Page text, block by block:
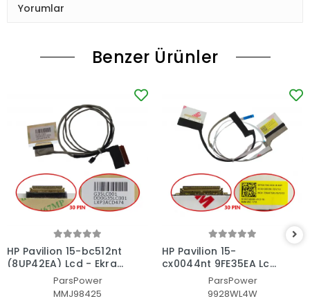
Yorumlar
Benzer Ürünler
HP Pavilion 15-bc512nt
(8UP42EA) Lcd - Ekran
Data Flex Kablosu
ParsPower
MMJ98425
HP Pavilion 15-
cx0044nt 9FE35EA Lcd
- Ekran Data Flex
ParsPower
9928WL4W